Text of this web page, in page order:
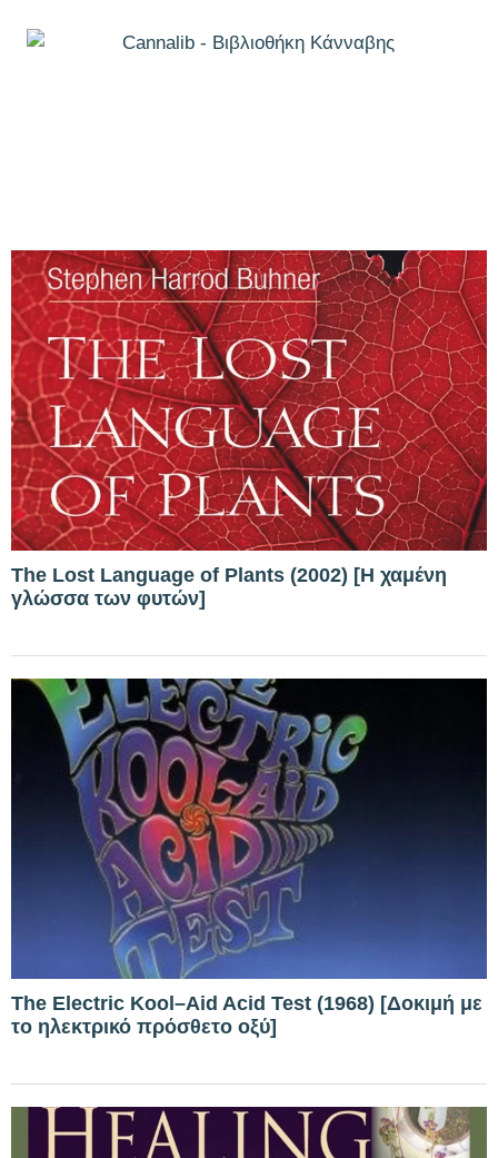
The Lost Language of Plants (2002) [Η χαμένη
γλώσσα των φυτών]
The Electric Kool–Aid Acid Test (1968) [Δοκιμή με
το ηλεκτρικό πρόσθετο οξύ]